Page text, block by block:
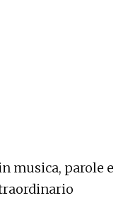
musica, parole e